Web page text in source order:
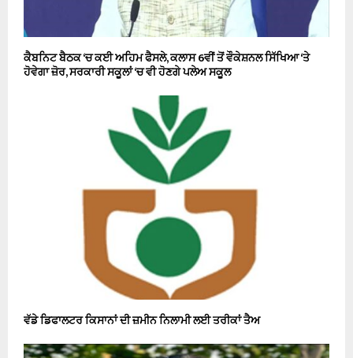
ਕੈਬਨਿਟ ਬੈਠਕ ‘ਚ ਕਈ ਅਹਿਮ ਫੈਸਲੇ, ਕਲਾਸ 6ਵੀਂ ਤੋਂ ਵੌਕੇਸ਼ਨਲ ਸਿੱਖਿਆ ‘ਤੇ
ਹੋਵੇਗਾ ਜ਼ੋਰ, ਸਰਕਾਰੀ ਸਕੂਲਾਂ ‘ਚ ਵੀ ਹੋਣਗੇ ਪਲੇਅ ਸਕੂਲ
ਵੱਡੇ ਡਿਫਾਲਟਰ ਕਿਸਾਨਾਂ ਦੀ ਜ਼ਮੀਨ ਨਿਲਾਮੀ ਲਈ ਤਰੀਕਾਂ ਤੈਅ